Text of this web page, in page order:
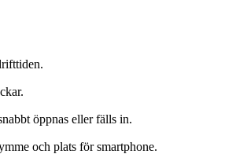
öppnas eller fälls in.
och plats för smartphone.